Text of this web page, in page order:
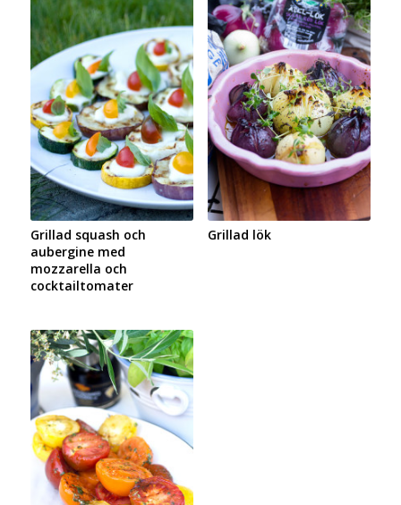
Grillad squash och
aubergine med
mozzarella och
cocktailtomater
Grillad lök